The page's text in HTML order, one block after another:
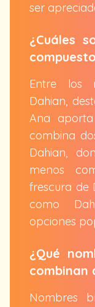
ser
¿Cuáles
Entre los
Dahian,
Ana
combina
Dahian,
menos
frescura de
como
opciones
¿Qué
combinan
Nombres